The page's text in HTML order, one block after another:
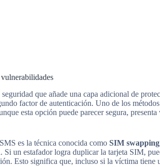
que añade una capa adicional de
factor de autenticación. Uno de los
esta opción puede parecer segura,
es la técnica conocida como SIM swapping
un estafador logra duplicar la tarjeta SIM,
Esto significa que, incluso si la víctima tiene